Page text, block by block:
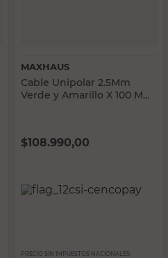
MAXHAUS
Cable Unipolar 2.5Mm
Verde y Amarillo X 100 M
$108.990,00
PRECIO SIN IMPUESTOS NACIONALES: